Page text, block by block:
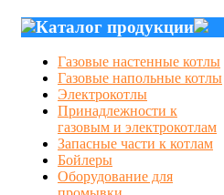
Каталог продукции
Газовые настенные котлы
Газовые напольные котлы
Электрокотлы
Принадлежности к
газовым и электрокотлам
Запасные части к котлам
Бойлеры
Оборудование для